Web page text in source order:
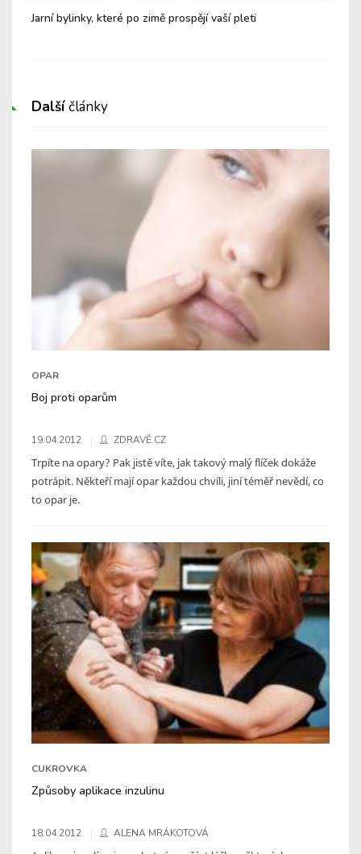
Jarní bylinky, které po zimě prospějí vaší pleti
Dalšíčlánky
OPAR
Boj proti oparům
19.04.2012 ZDRAVĚ.CZ
Trpíte na opary? Pak jistě víte, jak takový malý flíček dokáže
potrápit. Někteří mají opar každou chvíli, jiní téměř nevědí, co
to opar je.
CUKROVKA
Způsoby aplikace inzulinu
18.04.2012 ALENA MRÁKOTOVÁ